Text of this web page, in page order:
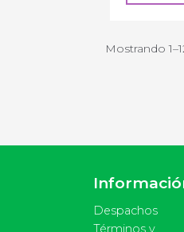
Mostrando
Despachos
Términos y